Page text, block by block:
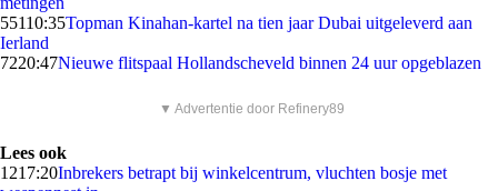
55110:35Topman Kinahan-kartel na tien jaar Dubai uitgeleverd aan
Ierland
7220:47Nieuwe flitspaal Hollandscheveld binnen 24 uur opgeblazen
▼ Advertentie door Refinery89
Lees ook
1217:20Inbrekers betrapt bij winkelcentrum, vluchten bosje met